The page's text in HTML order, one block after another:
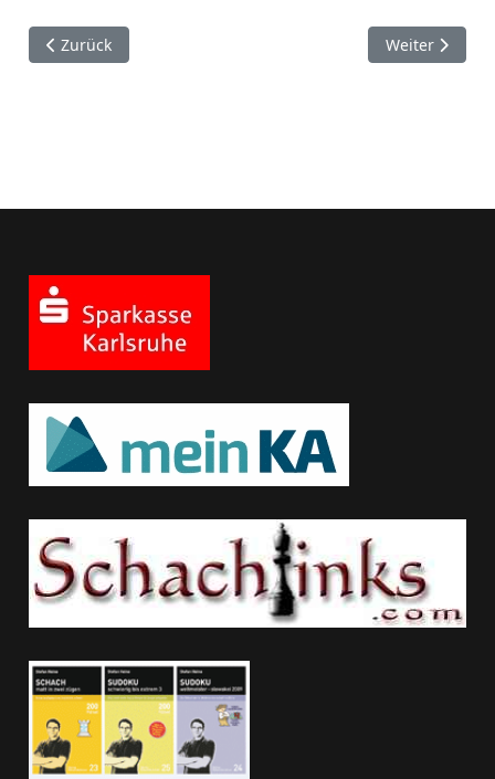
Vorheriger Beitrag: Saisonabschluss Verbandsrunde 09/10
Zurück Nächster
Weiter